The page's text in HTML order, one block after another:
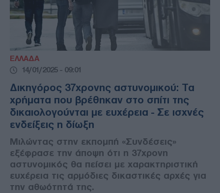
ΕΛΛΑΔΑ
14/01/2025 - 09:01
Δικηγόρος 37χρονης αστυνομικού: Τα
χρήματα που βρέθηκαν στο σπίτι της
δικαιολογούνται με ευχέρεια - Σε ισχνές
ενδείξεις η δίωξη
Μιλώντας στην εκπομπή «Συνδέσεις»
εξέφρασε την άποψη ότι η 37χρονη
αστυνομικός θα πείσει με χαρακτηριστική
ευχέρεια τις αρμόδιες δικαστικές αρχές για
την αθωότητά της.